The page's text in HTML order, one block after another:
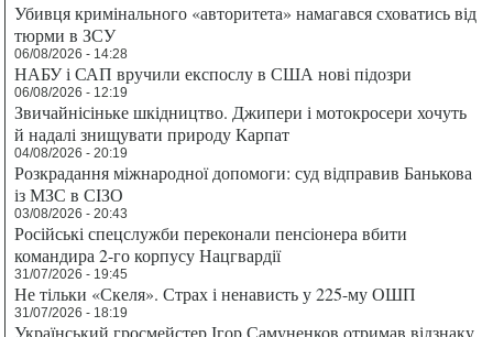
Убивця кримінального «авторитета» намагався сховатись від
тюрми в ЗСУ
06/08/2026 - 14:28
НАБУ і САП вручили експослу в США нові підозри
06/08/2026 - 12:19
Звичайнісіньке шкідництво. Джипери і мотокросери хочуть
й надалі знищувати природу Карпат
04/08/2026 - 20:19
Розкрадання міжнародної допомоги: суд відправив Банькова
із МЗС в СІЗО
03/08/2026 - 20:43
Російські спецслужби переконали пенсіонера вбити
командира 2-го корпусу Нацгвардії
31/07/2026 - 19:45
Не тільки «Скеля». Страх і ненависть у 225-му ОШП
31/07/2026 - 18:19